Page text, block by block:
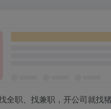
全职、找兼职，开公司就找